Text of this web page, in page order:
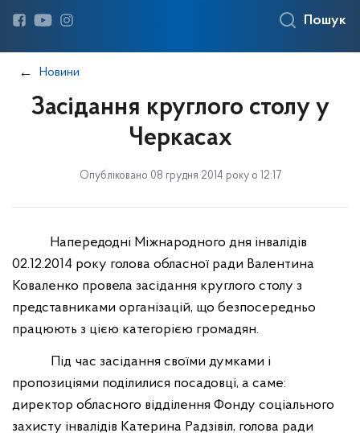
Пошук
Новини
Засідання круглого столу у
Черкасах
Опубліковано 08 грудня 2014 року о 12:17
Напередодні Міжнародного дня інвалідів
02.12.2014 року голова обласної ради Валентина
Коваленко провела засідання круглого столу з
представниками організацій, що безпосередньо
працюють з цією категорією громадян.
Під час засідання своїми думками і
пропозиціями поділилися посадовці, а саме:
директор обласного відділення Фонду соціального
захисту інвалідів Катерина Радзівіл, голова ради